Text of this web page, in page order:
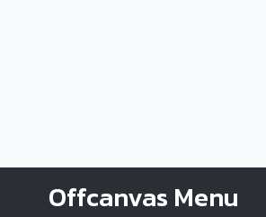
Offcanvas Menu